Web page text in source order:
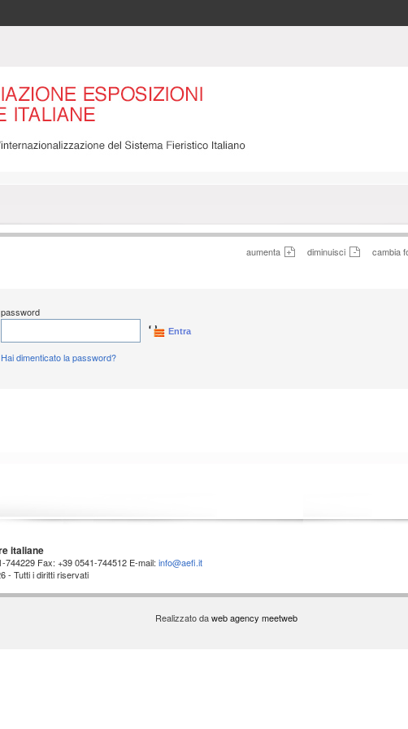
aumenta diminuisci cambia
password
Entra
Hai dimenticato la password?
italiane
744229 Fax: +39 0541-744512 E-mail: info@aefi.it
- Tutti i diritti riservati
Realizzato daweb agency meetweb